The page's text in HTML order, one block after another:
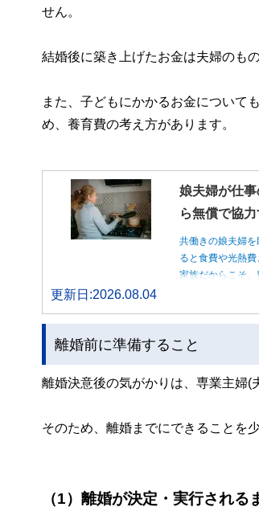
せん。
結婚後に築き上げたお金は夫婦のも
また、子どもにかかるお金について
め、養育費の考え方があります。
娘夫婦が仕
ら無償で協
共働きの娘夫婦
ると食費や光熱
家族だからこそ、
更新日:2026.08.04
離婚前に準備すること
離婚決意後の気がかりは、専業主婦(
そのため、離婚までにできることを
（1）離婚が決定・実行される